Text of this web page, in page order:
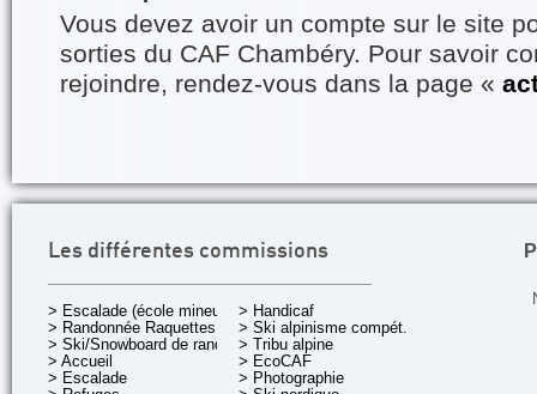
Vous devez avoir un compte sur le site
sorties du CAF Chambéry. Pour savoir
rejoindre, rendez-vous dans la page «
Les différentes commissions
> Escalade (école mineurs)
> Randonnée Raquettes
> Ski/Snowboard de rando.
> Accueil
> Escalade
> Handicaf
> Ski alpinisme compét.
> Tribu alpine
> EcoCAF
> Photographie